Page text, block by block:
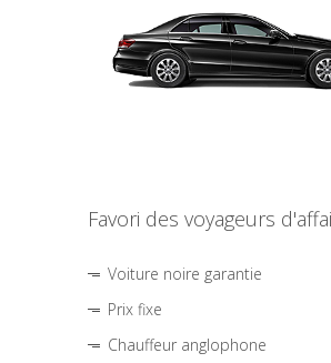
Favori des voyageurs
Voiture noire garantie
Prix fixe
Chauffeur anglophone